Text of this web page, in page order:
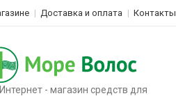
Доставка и оплата Контакты
Интернет - магазин средств для